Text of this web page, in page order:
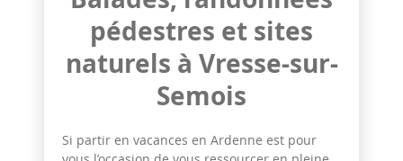
pédestres et sites
naturels à Vresse-sur-
Semois
Si partir en vacances en Ardenne est pour